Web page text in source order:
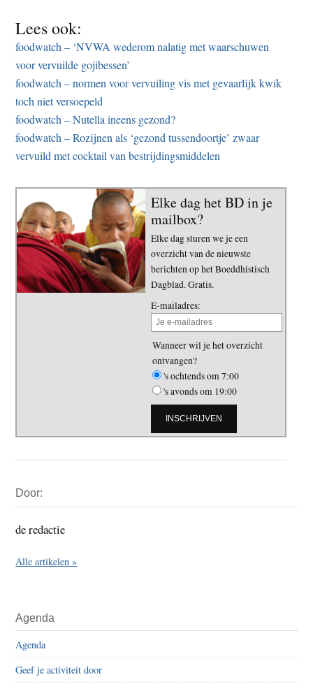
Lees ook:
foodwatch – ‘NVWA wederom nalatig met waarschuwen
voor vervuilde gojibessen’
foodwatch – normen voor vervuiling vis met gevaarlijk kwik
toch niet versoepeld
foodwatch – Nutella ineens gezond?
foodwatch – Rozijnen als ‘gezond tussendoortje’ zwaar
vervuild met cocktail van bestrijdingsmiddelen
Elke dag het BD in je
mailbox?
Elke dag sturen we je een
overzicht van de nieuwste
berichten op het Boeddhistisch
Dagblad. Gratis.
E-mailadres:
Wanneer wil je het overzicht
ontvangen?
's ochtends om 7:00
's avonds om 19:00
Sidebar
Door:
de redactie
Alle artikelen »
Agenda
Agenda
Geef je activiteit door